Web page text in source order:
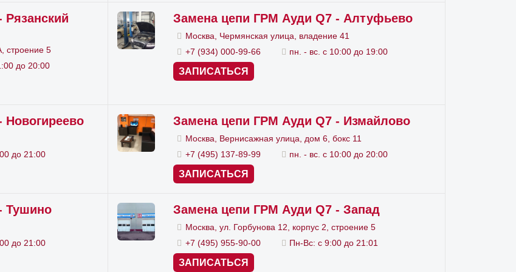
комплекта ГРМ на Audi Q7 – самый лучший вариант, но часто автомобилисты с
обходятся заменой одной цепи, даже при условии наличия серьезной
зубьях звездочек в ГРМ.
на Q7 стал заметно шумней, появился стук или звон, пришло время пройти
Специалисты
сервиса Аудиосмотрят мотор, выполнят комплексную диагностику и
состояние ГРМ. Мы сдаем авто всегда в срок, не преувеличиваем значимость
опыт работы в сфере ремонта моторов Audi. Профильныйсервис ВАГ
каждом районе Москвы. Даем гарантии, так как мы уверены в высоком качестве
нами услуг. Стоимость услуги зависит от модели Ауди и типа двигателя.
строение 5
до 20:00
Замена цепи ГРМ Ауди Q7 - Алтуфьево
Москва, Чермянская улица, владение 41
+7 (934) 000-99-66
пн. - вс. с 10:00 до 19:00
ЗАПИСАТЬСЯ
до 21:00
Замена цепи ГРМ Ауди Q7 - Измайлово
Москва, Вернисажная улица, дом 6, бокс 11
+7 (495) 137-89-99
пн. - вс. с 10:00 до 20:00
ЗАПИСАТЬСЯ
Тушино
до 21:00
Замена цепи ГРМ Ауди Q7 - Запад
Москва, ул. Горбунова 12, корпус 2, строение 5
+7 (495) 955-90-00
Пн-Вс: с 9:00 до 21:01
ЗАПИСАТЬСЯ